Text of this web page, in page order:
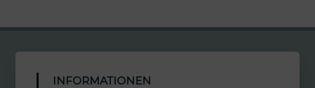
INFORMATIONEN